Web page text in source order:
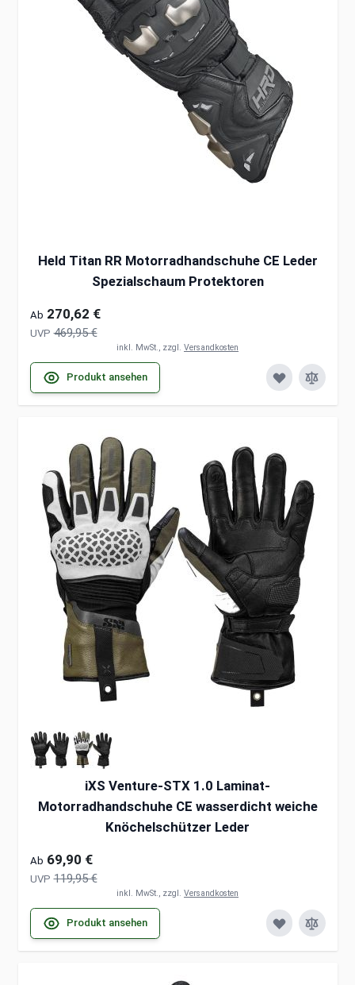
Held Titan RR Motorradhandschuhe CE Leder
Spezialschaum Protektoren
Ab 270,62 €
UVP 469,95 €
inkl. MwSt., zzgl. Versandkosten
Produkt ansehen
iXS Venture-STX 1.0 Laminat-
Motorradhandschuhe CE wasserdicht weiche
Knöchelschützer Leder
Ab 69,90 €
UVP 119,95 €
inkl. MwSt., zzgl. Versandkosten
Produkt ansehen